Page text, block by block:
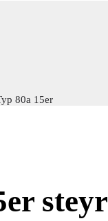
80a 15er
steyr